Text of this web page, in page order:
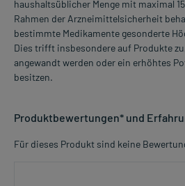
haushaltsüblicher Menge mit maximal
Rahmen der Arzneimittelsicherheit
bestimmte Medikamente gesonderte
Dies trifft insbesondere auf Produkte
angewandt werden oder ein erhöhtes
besitzen.
Produktbewertungen* und
Für dieses Produkt sind keine